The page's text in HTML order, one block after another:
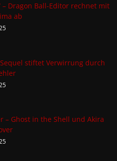
– Dragon Ball-Editor rechnet mit
ab
stiftet Verwirrung durch
– Ghost in the Shell und Akira